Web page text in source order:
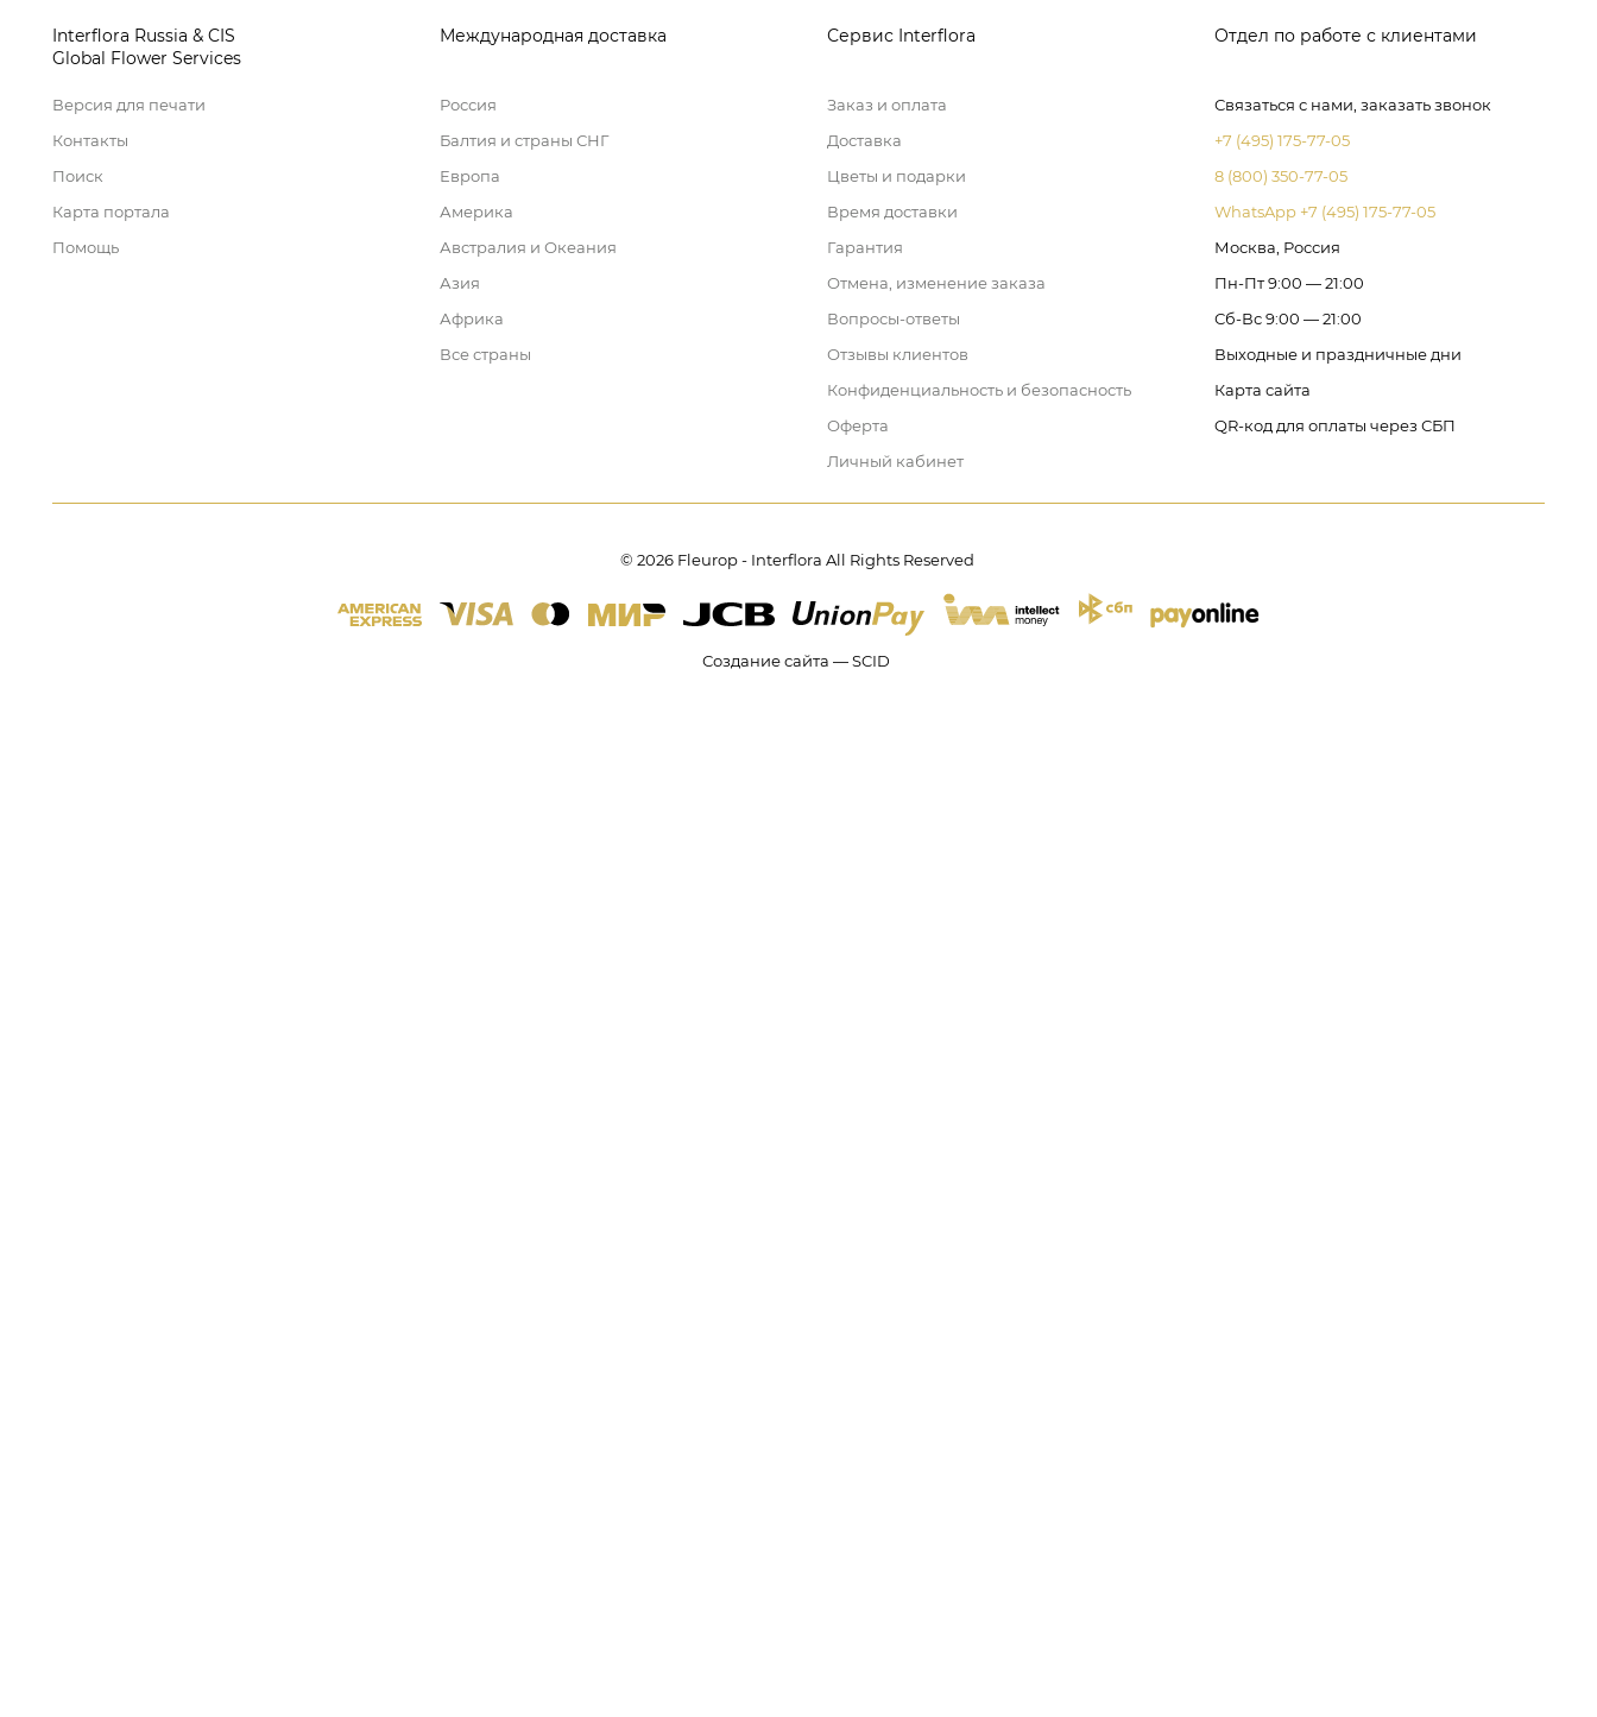
Interflora Russia & CIS
Global Flower Services
Версия для печати
Контакты
Поиск
Карта портала
Помощь
Международная доставка
Россия
Балтия и страны СНГ
Европа
Америка
Австралия и Океания
Азия
Африка
Все страны
Сервис Interflora
Заказ и оплата
Доставка
Цветы и подарки
Время доставки
Гарантия
Отмена, изменение заказа
Вопросы-ответы
Отзывы клиентов
Конфиденциальность и безопасность
Оферта
Личный кабинет
Отдел по работе с клиентами
Связаться с нами, заказать звонок
+7 (495) 175-77-05
8 (800) 350-77-05
WhatsApp +7 (495) 175-77-05
Москва, Россия
Пн-Пт 9:00 — 21:00
Сб-Вс 9:00 — 21:00
Выходные и праздничные дни
Карта сайта
QR-код для оплаты через СБП
© 2026 Fleurop - Interflora All Rights Reserved
Создание сайта — SCID